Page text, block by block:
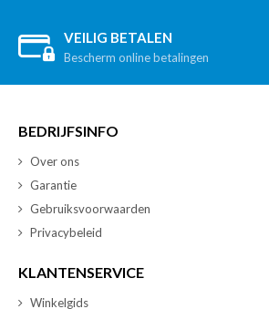
VEILIG BETALEN
Bescherm online betalingen
BEDRIJFSINFO
Over ons
Garantie
Gebruiksvoorwaarden
Privacybeleid
KLANTENSERVICE
Winkelgids